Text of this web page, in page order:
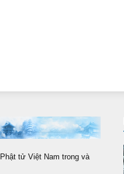
tử Việt Nam trong và